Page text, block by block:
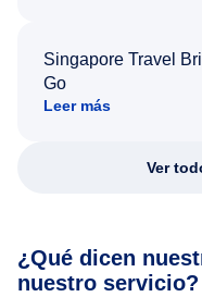
Singapore Travel
Go
Leer más
Ver
¿Qué dicen
nuestro servicio?